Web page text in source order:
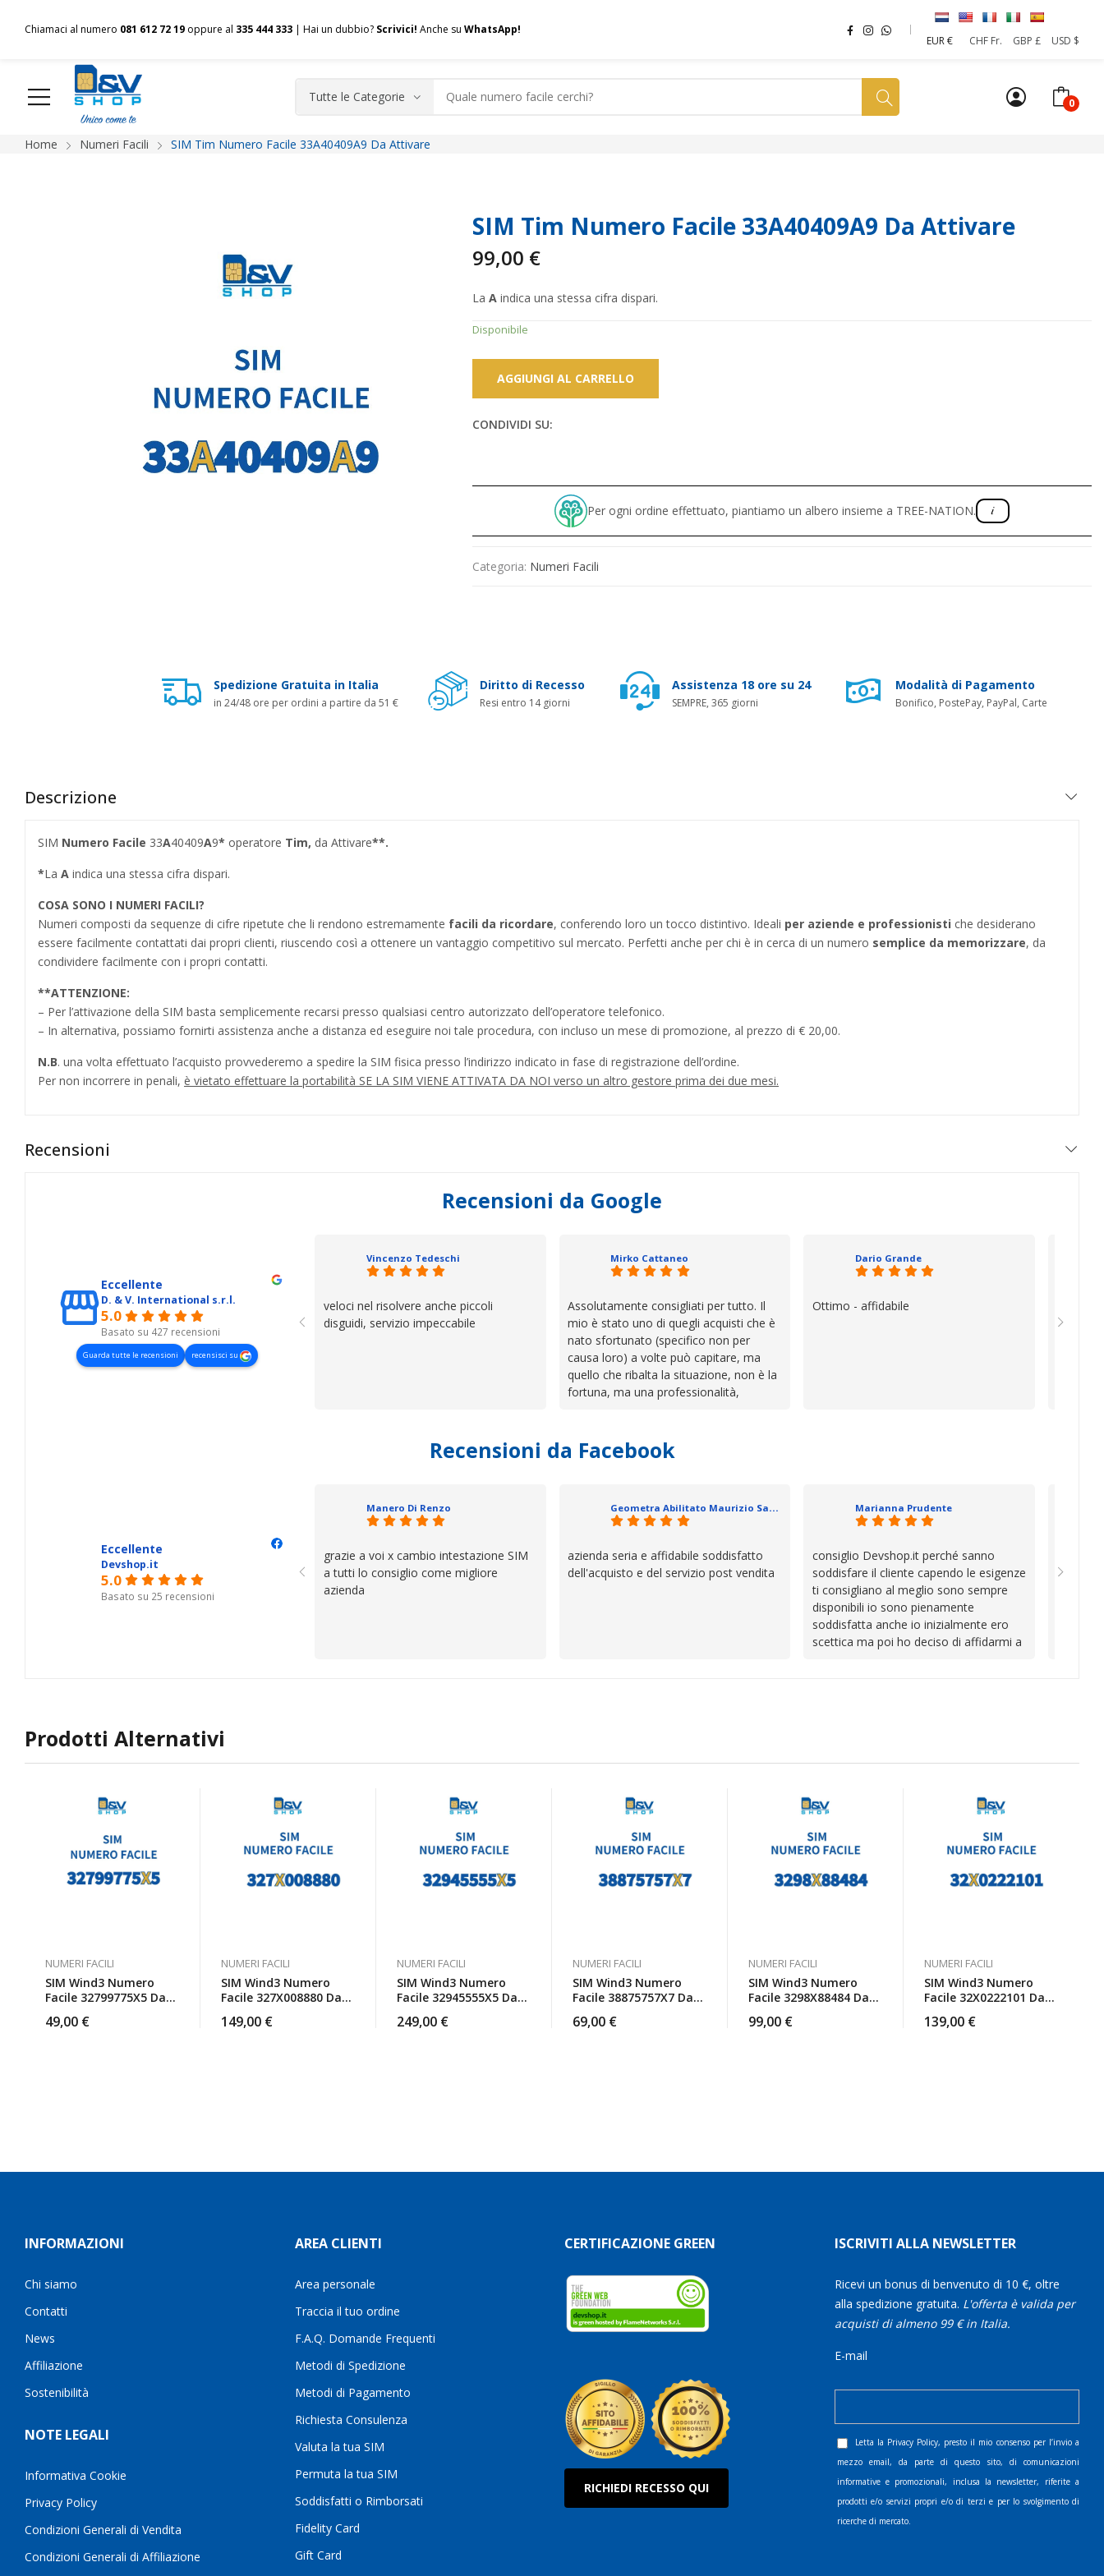
Chiamaci al numero 081 612 72 19 oppure al 335 444 333 | Hai un dubbio? Scrivici! Anche su WhatsApp!
EUR €
CHF Fr. GBP £ USD $
0
HOME Chi siamo Shop Spedizioni Pagamenti F.A.Q. Contatti
Home Numeri Facili SIM Tim Numero Facile 33A40409A9 Da Attivare
SIM Tim Numero Facile 33A40409A9 Da Attivare
99,00 €
La A indica una stessa cifra dispari.
Disponibile
AGGIUNGI AL CARRELLO
CONDIVIDI SU:
Per ogni ordine effettuato, piantiamo un albero insieme a TREE-NATION.
Categoria: Numeri Facili
Spedizione Gratuita in Italia
in 24/48 ore per ordini a partire da 51 €
Diritto di Recesso
Resi entro 14 giorni
Assistenza 18 ore su 24
SEMPRE, 365 giorni
Modalità di Pagamento
Bonifico, PostePay, PayPal, Carte
Descrizione
SIM Numero Facile 33A40409A9* operatore Tim, da Attivare**.
*La A indica una stessa cifra dispari.
COSA SONO I NUMERI FACILI?
Numeri composti da sequenze di cifre ripetute che li rendono estremamente facili da ricordare, conferendo loro un tocco distintivo. Ideali per aziende e professionisti che desiderano
essere facilmente contattati dai propri clienti, riuscendo così a ottenere un vantaggio competitivo sul mercato. Perfetti anche per chi è in cerca di un numero semplice da memorizzare, da
condividere facilmente con i propri contatti.
**ATTENZIONE:
– Per l’attivazione della SIM basta semplicemente recarsi presso qualsiasi centro autorizzato dell’operatore telefonico.
– In alternativa, possiamo fornirti assistenza anche a distanza ed eseguire noi tale procedura, con incluso un mese di promozione, al prezzo di € 20,00.
N.B. una volta effettuato l’acquisto provvederemo a spedire la SIM fisica presso l’indirizzo indicato in fase di registrazione dell’ordine.
Per non incorrere in penali, è vietato effettuare la portabilità SE LA SIM VIENE ATTIVATA DA NOI verso un altro gestore prima dei due mesi.
Recensioni
Recensioni da Google
Eccellente
D. & V. International s.r.l.
5.0
Basato su 427 recensioni
Guarda tutte le recensioni recensisci su
Vincenzo Tedeschi
veloci nel risolvere anche piccoli
disguidi, servizio impeccabile
Mirko Cattaneo
Assolutamente consigliati per tutto. Il
mio è stato uno di quegli acquisti che è
nato sfortunato (specifico non per
causa loro) a volte può capitare, ma
quello che ribalta la situazione, non è la
fortuna, ma una professionalità,
cose. Be', io qui è proprio quello che ho
trovato, un atteggiamento che va oltre
se avete bisogno siete in ottime mani.
Dario Grande
Ottimo - affidabile
vera
Recensioni da Facebook
Eccellente
Devshop.it
5.0
Basato su 25 recensioni
Manero Di Renzo
grazie a voi x cambio intestazione SIM
a tutti lo consiglio come migliore
azienda
Geometra Abilitato Maurizio Sammartano
azienda seria e affidabile soddisfatto
dell'acquisto e del servizio post vendita
Marianna Prudente
consiglio Devshop.it perché sanno
soddisfare il cliente capendo le esigenze
ti consigliano al meglio sono sempre
disponibili io sono pienamente
soddisfatta anche io inizialmente ero
scettica ma poi ho deciso di affidarmi a
cambio
Prodotti Alternativi
NUMERI FACILI
SIM Wind3 Numero
Facile 32799775X5 Da
49,00 €
NUMERI FACILI
SIM Wind3 Numero
Facile 327X008880 Da
149,00 €
NUMERI FACILI
SIM Wind3 Numero
Facile 32945555X5 Da
249,00 €
NUMERI FACILI
SIM Wind3 Numero
Facile 38875757X7 Da
69,00 €
NUMERI FACILI
SIM Wind3 Numero
Facile 3298X88484 Da
99,00 €
NUMERI FACILI
SIM Wind3 Numero
Facile 32X0222101 Da
139,00 €
INFORMAZIONI
Chi siamo
Contatti
News
Affiliazione
Sostenibilità
NOTE LEGALI
Informativa Cookie
Privacy Policy
Condizioni Generali di Vendita
Condizioni Generali di Affiliazione
AREA CLIENTI
Area personale
Traccia il tuo ordine
F.A.Q. Domande Frequenti
Metodi di Spedizione
Metodi di Pagamento
Richiesta Consulenza
Valuta la tua SIM
Permuta la tua SIM
Soddisfatti o Rimborsati
Fidelity Card
Gift Card
CERTIFICAZIONE GREEN
RICHIEDI RECESSO QUI
ISCRIVITI ALLA NEWSLETTER
Ricevi un bonus di benvenuto di 10 €, oltre
alla spedizione gratuita. L'offerta è valida per
acquisti di almeno 99 € in Italia.
E-mail
Letta la Privacy Policy, presto il mio consenso per l’invio a
mezzo email, da parte di questo sito, di comunicazioni
informative e promozionali, inclusa la newsletter, riferite a
prodotti e/o servizi propri e/o di terzi e per lo svolgimento di
ricerche di mercato.